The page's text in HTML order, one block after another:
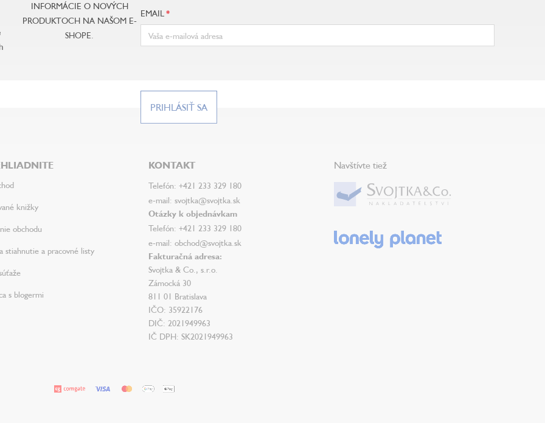
INFORMÁCIE O NOVÝCH
PRODUKTOCH NA NAŠOM E-
SHOPE.
EMAIL
PRIHLÁSIŤ SA
knižky
obchodu
stiahnutie a pracovné listy
s blogermi
KONTAKT
Telefón: +421 233 329 180
e-mail: svojtka@svojtka.sk
Otázky k objednávkam
Telefón: +421 233 329 180
e-mail: obchod@svojtka.sk
Fakturačná adresa:
Svojtka & Co., s.r.o.
Zámocká 30
811 01 Bratislava
IČO: 35922176
DIČ: 2021949963
IČ DPH: SK2021949963
Navštívte tiež